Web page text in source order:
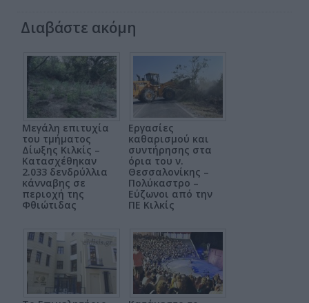
Διαβάστε ακόμη
Μεγάλη επιτυχία
του τμήματος
Δίωξης Κιλκίς –
Κατασχέθηκαν
2.033 δενδρύλλια
κάνναβης σε
περιοχή της
Φθιώτιδας
Εργασίες
καθαρισμού και
συντήρησης στα
όρια του ν.
Θεσσαλονίκης –
Πολύκαστρο –
Εύζωνοι από την
ΠΕ Κιλκίς